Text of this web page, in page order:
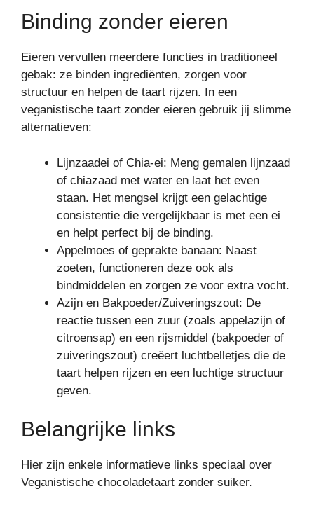
Binding zonder eieren
Eieren vervullen meerdere functies in traditioneel
gebak: ze binden ingrediënten, zorgen voor
structuur en helpen de taart rijzen. In een
veganistische taart zonder eieren gebruik jij slimme
alternatieven:
Lijnzaadei of Chia-ei: Meng gemalen lijnzaad
of chiazaad met water en laat het even
staan. Het mengsel krijgt een gelachtige
consistentie die vergelijkbaar is met een ei
en helpt perfect bij de binding.
Appelmoes of geprakte banaan: Naast
zoeten, functioneren deze ook als
bindmiddelen en zorgen ze voor extra vocht.
Azijn en Bakpoeder/Zuiveringszout: De
reactie tussen een zuur (zoals appelazijn of
citroensap) en een rijsmiddel (bakpoeder of
zuiveringszout) creëert luchtbelletjes die de
taart helpen rijzen en een luchtige structuur
geven.
Belangrijke links
Hier zijn enkele informatieve links speciaal over
Veganistische chocoladetaart zonder suiker.